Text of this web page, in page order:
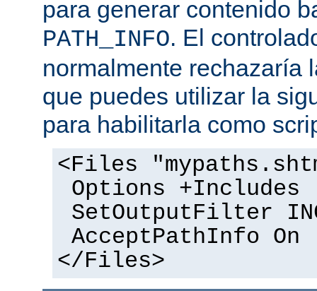
para generar contenido
PATH_INFO. El
normalmente rechazaría
que puedes utilizar la
para habilitarla como
<Files
Options +Includes
SetOutputFilter
AcceptPathInfo On
</Files>